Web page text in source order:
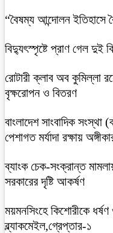
“বৈষম্য আন্দোলন ইতিহাসে
বিদ্যুৎস্পৃষ্টে প্রাণ গেল দুই
রোটারী ক্লাব অব কুমিল্লা
বৃক্ষরোপন ও বিতরণ
বাংলাদেশ সাংবাদিক সংস্থা
পেশাগত মর্যাদা রক্ষায়
ব্যাংক চেক-সংক্রান্ত
সরকারের দৃষ্টি আকর্ষণ
ময়মনসিংহে কিশোরীকে
ব্ল্যাকমেইল,গ্রেপ্তার-১